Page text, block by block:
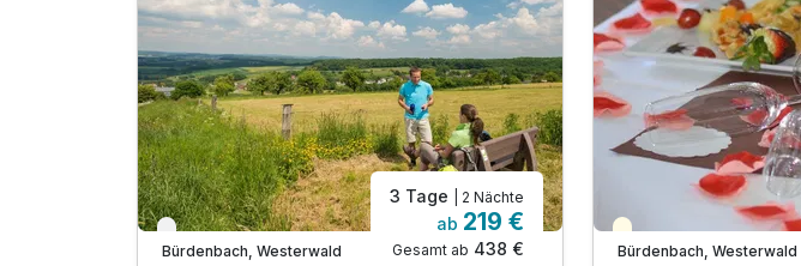
Verfügbar bis Dezember
Bürdenbach, Westerwald
3 Tage | 2 Nächte
ab 219 €
Gesamt ab 438 €
Teilweise ausgelastet
Bürdenbach, Westerwald